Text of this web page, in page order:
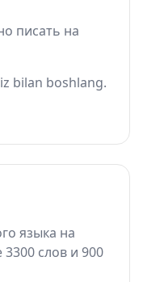
писать на
bilan boshlang.
языка на
слов и 900